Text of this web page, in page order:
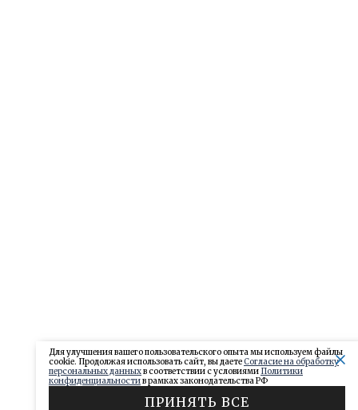
Для улучшения вашего пользовательского опыта мы используем файлы
cookie. Продолжая использовать сайт, вы даетеСогласие на обработку
персональных данныхв соответствии с условиями Политики
конфиденциальностив рамках законодательства РФ
ПРИНЯТЬ ВСЕ